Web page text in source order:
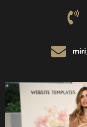
strateška poslovna
svoje vizualne
da lahko